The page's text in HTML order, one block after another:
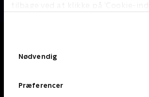
tilbage ved at klikke på ’Cookie-
Nødvendig
Præferencer